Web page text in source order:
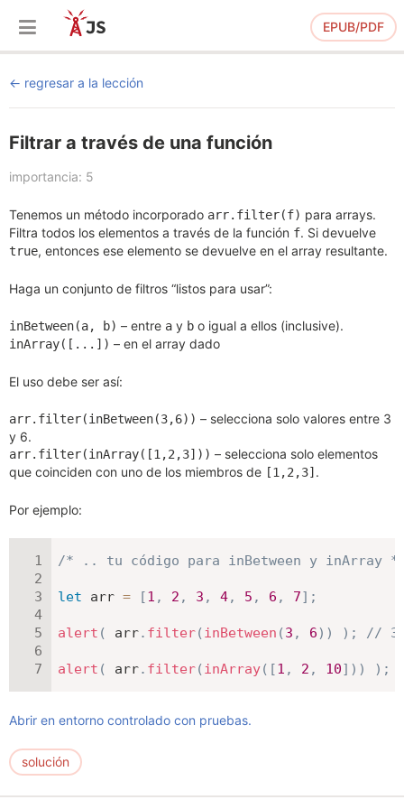
EPUB/PDF
regresar a la lección
Filtrar a través de una función
importancia: 5
Tenemos un método incorporado arr.filter(f) para arrays.
Filtra todos los elementos a través de la función f. Si devuelve
true, entonces ese elemento se devuelve en el array resultante.
Haga un conjunto de filtros “listos para usar”:
inBetween(a, b) – entre a y b o igual a ellos (inclusive).
inArray([...]) – en el array dado
El uso debe ser así:
arr.filter(inBetween(3,6)) – selecciona solo valores entre 3
y 6.
arr.filter(inArray([1,2,3])) – selecciona solo elementos
que coinciden con uno de los miembros de [1,2,3] .
Por ejemplo:
/* .. tu código para inBetween y inArray
let arr = [1 , 2 , 3 , 4, 5 , 6 , 7] ;
alert ( arr. filter(inBetween (3 , 6) ) ) ; //
alert ( arr. filter(inArray( [1 , 2 , 10] ) ) ) ;
Abrir en entorno controlado con pruebas.
solución